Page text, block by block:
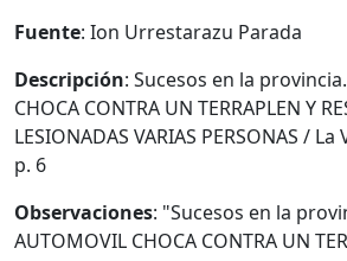
Fuente: Ion Urrestarazu Parada
Descripción: Sucesos en la
CHOCA CONTRA UN TERRAPLEN Y
LESIONADAS VARIAS PERSONAS /
p. 6
Observaciones: "Sucesos en la
AUTOMOVIL CHOCA CONTRA UN